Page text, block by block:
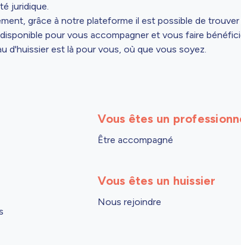
juridique.
grâce à notre plateforme il est possible de
pour vous accompagner et vous faire
d'huissier est là pour vous, où que vous soyez.
Vous êtes un
Être accompagné
Vous êtes un huissier
Nous rejoindre